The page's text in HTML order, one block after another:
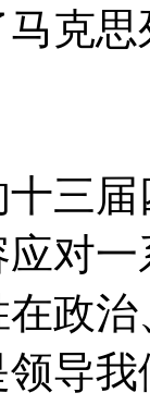
克
三
对
政
导